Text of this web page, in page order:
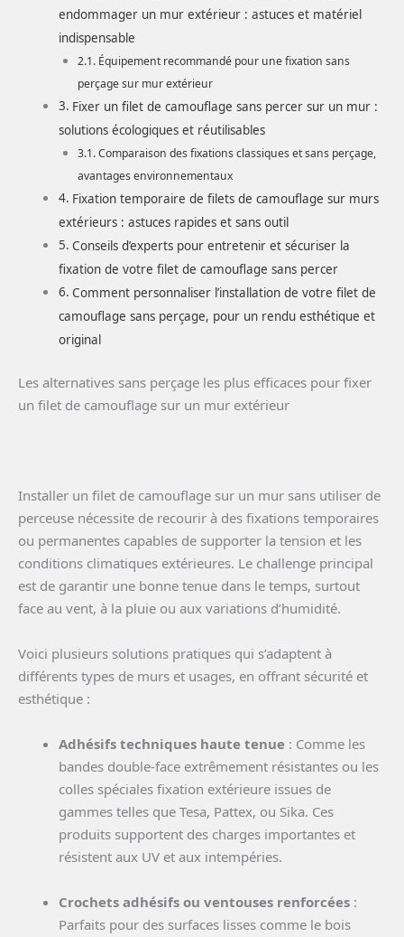
endommager un mur extérieur : astuces et matériel
indispensable
Équipement recommandé pour une fixation sans
perçage sur mur extérieur
Fixer un filet de camouflage sans percer sur un mur :
solutions écologiques et réutilisables
Comparaison des fixations classiques et sans perçage,
avantages environnementaux
Fixation temporaire de filets de camouflage sur murs
extérieurs : astuces rapides et sans outil
Conseils d’experts pour entretenir et sécuriser la
fixation de votre filet de camouflage sans percer
Comment personnaliser l’installation de votre filet de
camouflage sans perçage, pour un rendu esthétique et
original
Les alternatives sans perçage les plus efficaces pour fixer
un filet de camouflage sur un mur extérieur
Installer un filet de camouflage sur un mur sans utiliser de
perceuse nécessite de recourir à des fixations temporaires
ou permanentes capables de supporter la tension et les
conditions climatiques extérieures. Le challenge principal
est de garantir une bonne tenue dans le temps, surtout
face au vent, à la pluie ou aux variations d’humidité.
Voici plusieurs solutions pratiques qui s’adaptent à
différents types de murs et usages, en offrant sécurité et
esthétique :
Adhésifs techniques haute tenue : Comme les
bandes double-face extrêmement résistantes ou les
colles spéciales fixation extérieure issues de
gammes telles que Tesa, Pattex, ou Sika. Ces
produits supportent des charges importantes et
résistent aux UV et aux intempéries.
Crochets adhésifs ou ventouses renforcées :
Parfaits pour des surfaces lisses comme le bois